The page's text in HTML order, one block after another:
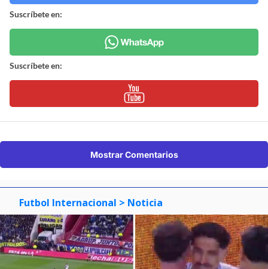
Suscríbete en:
Suscríbete en:
Mostrar Comentarios
Futbol Internacional > Noticia